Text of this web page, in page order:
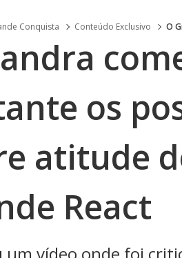
Conquista Conteúdo Exclusivo O
os
atitude
React